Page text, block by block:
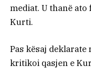
mediat. U thanë ato
Kurti.
Pas kësaj
kritikoi qasjen e